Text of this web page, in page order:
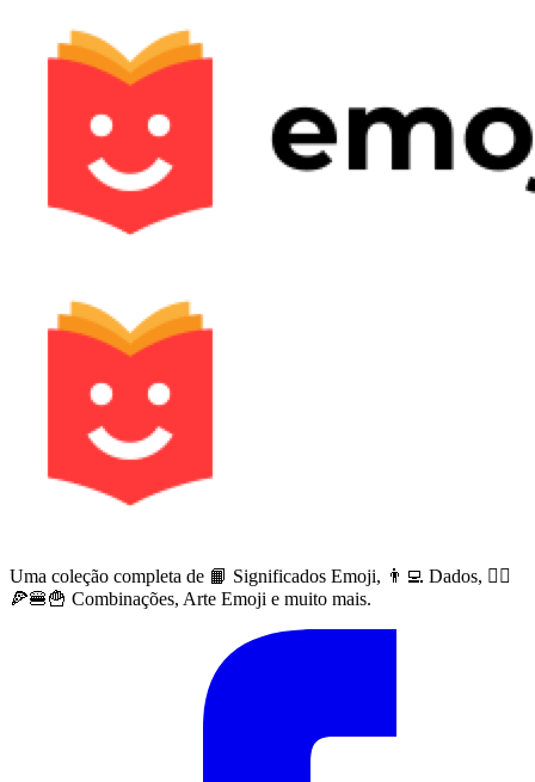
Uma coleção completa de 📙 Significados Emoji, 👨‍💻 Dados, 🙅‍♀️
🍕🍔🍟 Combinações, Arte Emoji e muito mais.